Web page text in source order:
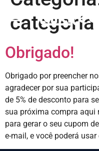
categoria
Obrigado!
Obrigado por preencher
agradecer por sua
de 5% de desconto para
sua próxima compra aqui
para gerar o seu cupom
e-mail, e você poderá